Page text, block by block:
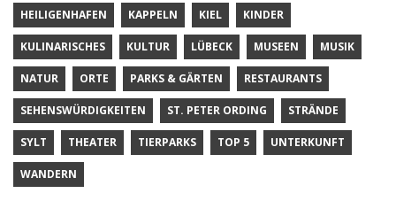
HEILIGENHAFEN KAPPELN KIEL KINDER
KULINARISCHES KULTUR LÜBECK MUSEEN MUSIK
NATUR ORTE PARKS & GÄRTEN RESTAURANTS
SEHENSWÜRDIGKEITEN ST. PETER ORDING STRÄNDE
SYLT THEATER TIERPARKS TOP 5 UNTERKUNFT
WANDERN